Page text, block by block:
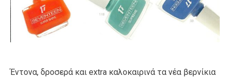
Έντονα, δροσερά και extra καλοκαιρινά τα νέα βερνίκια